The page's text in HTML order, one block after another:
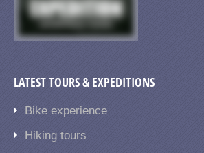
LATEST TOURS & EXPEDITIONS
Bike experience
Hiking tours